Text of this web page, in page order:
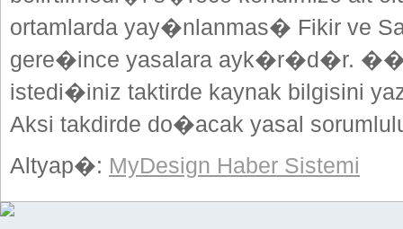
ortamlarda yay�nlanmas� Fikir ve
gere�ince yasalara ayk�r�d�r.
istedi�iniz taktirde kaynak bilgisini
Aksi takdirde do�acak yasal
Altyap�: MyDesign Haber Sistemi